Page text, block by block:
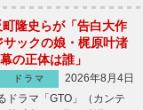
町隆史らが「告白大作
ックの娘・梶原叶渚
の正体は誰」
ドラマ
2026年8月4日
ラマ「GTO」（カンテ